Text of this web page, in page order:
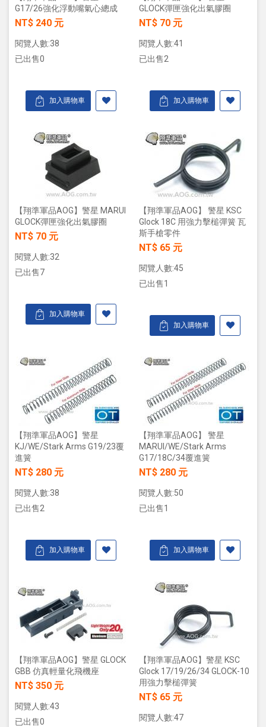
G17/26強化浮動嘴氣心總成
NT$ 240 元
閱覽人數:38
已出售0
加入購物車
GLOCK彈匣強化出氣膠圈
NT$ 70 元
閱覽人數:41
已出售2
加入購物車
【翔準軍品AOG】警星 MARUI
GLOCK彈匣強化出氣膠圈
NT$ 70 元
閱覽人數:32
已出售7
加入購物車
【翔準軍品AOG】 警星 KSC
Glock 18C 用強力擊槌彈簧 瓦
斯手槍零件
NT$ 65 元
閱覽人數:45
已出售1
加入購物車
【翔準軍品AOG】警星
KJ/WE/Stark Arms G19/23覆
進簧
NT$ 280 元
閱覽人數:38
已出售2
加入購物車
【翔準軍品AOG】 警星
MARUI/WE/Stark Arms
G17/18C/34覆進簧
NT$ 280 元
閱覽人數:50
已出售1
加入購物車
【翔準軍品AOG】警星 GLOCK
GBB 仿真輕量化飛機座
NT$ 350 元
閱覽人數:43
已出售0
【翔準軍品AOG】警星 KSC
Glock 17/19/26/34 GLOCK-10
用強力擊槌彈簧
NT$ 65 元
閱覽人數:47